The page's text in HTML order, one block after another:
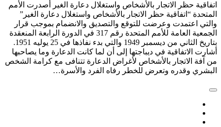
اتفاقية حظر الاتجار بالأشخاص واستغلال دعارة الغير أصدرت الأمم
المتحدة “اتفاقية حظر الاتجار بالأشخاص واستغلال دعارة الغير”
والتي اعتمدت وعرضت للتوقع والتصديق والانضمام بموجب قرار
الجمعية العامة للأمم المتحدة رقم 317 في الدورة الرابعة المنعقدة
بتاريخ الثاني من ديسمبر 1949 والتي بدء نفاذها في 25 يوليه 1951.
أشارت الاتفاقية في ديباجتها إلى أن لما كانت الدعارة وما يصاحبها
من آفة الاتجار بالأشخاص لأغراض الدعارة تتنافى مع كرامة الشخص
البشري وقدره وتعرض للخطر رفاه الفرد والأسرة…